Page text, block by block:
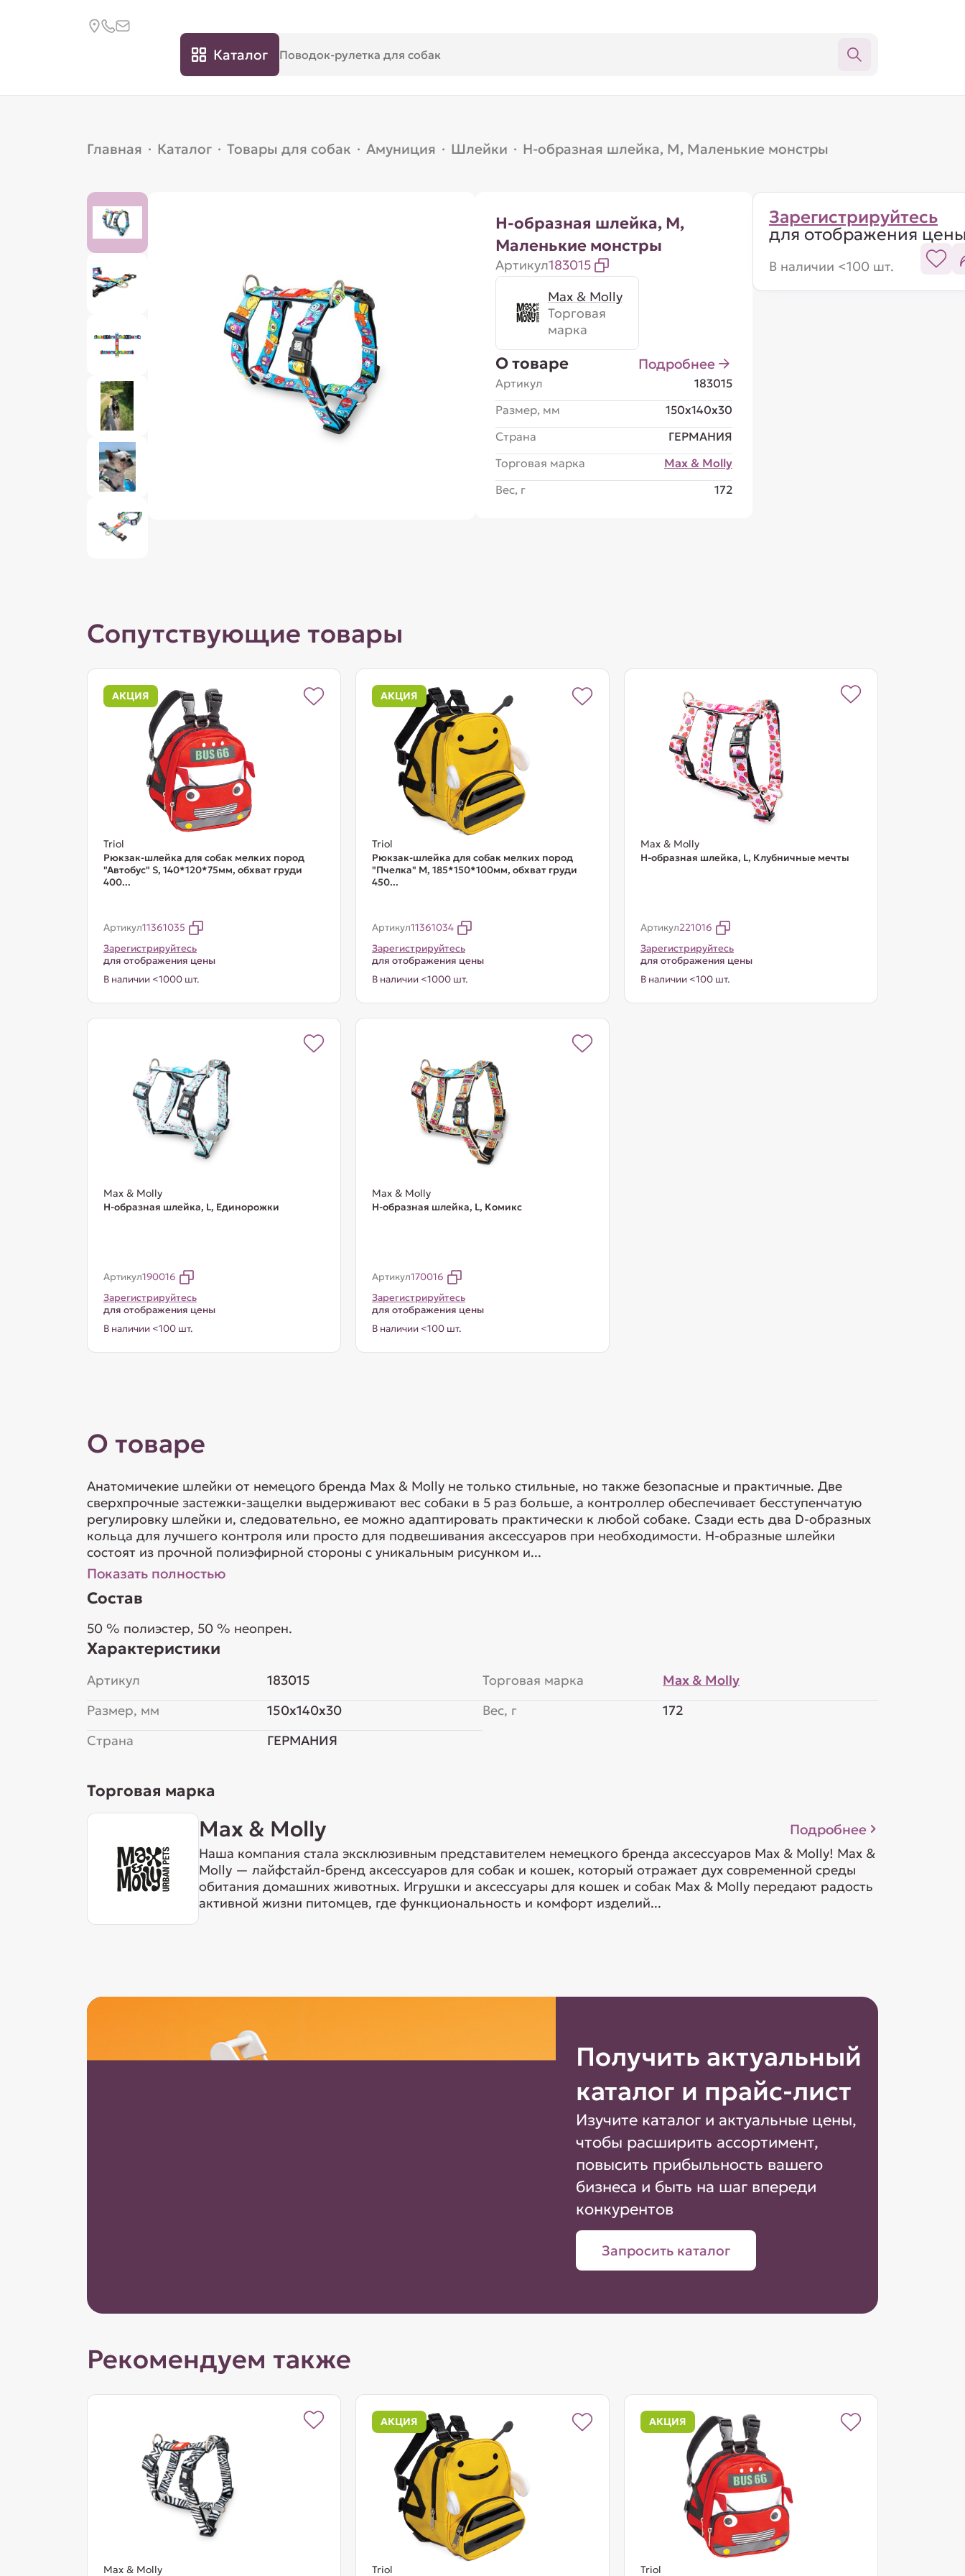
Каталог
Главная · Каталог · Товары для собак · Амуниция · Шлейки · Н-образная шлейка, M, Маленькие монстры
Н-образная шлейка, M,
Маленькие монстры
Артикул183015
Max & Molly
Торговая
марка
О товаре Подробнее
Артикул
183015
Размер, мм
150x140x30
Страна
ГЕРМАНИЯ
Торговая марка
Max & Molly
Вес, г
172
Зарегистрируйтесь
для отображения
В наличии <100 шт.
Сопутствующие товары
АКЦИЯ
Triol
Рюкзак-шлейка для собак мелких пород
"Автобус" S, 140*120*75мм, обхват груди
400...
Артикул11361035
Зарегистрируйтесь
для отображения цены
В наличии <1000 шт.
АКЦИЯ
Triol
Рюкзак-шлейка для собак мелких пород
"Пчелка" М, 185*150*100мм, обхват груди
450...
Артикул11361034
Зарегистрируйтесь
для отображения цены
В наличии <1000 шт.
Max & Molly
Н-образная шлейка, L, Клубничные мечты
Артикул221016
Зарегистрируйтесь
для отображения цены
В наличии <100 шт.
Max & Molly
Н-образная шлейка, L, Единорожки
Артикул190016
Зарегистрируйтесь
для отображения цены
В наличии <100 шт.
Max & Molly
Н-образная шлейка, L, Комикс
Артикул170016
Зарегистрируйтесь
для отображения цены
В наличии <100 шт.
О товаре
Анатомичекие шлейки от немецого бренда Max & Molly не только стильные, но также безопасные и практичные. Две
сверхпрочные застежки-защелки выдерживают вес собаки в 5 раз больше, а контроллер обеспечивает бесступенчатую
регулировку шлейки и, следовательно, ее можно адаптировать практически к любой собаке. Сзади есть два D-образных
кольца для лучшего контроля или просто для подвешивания аксессуаров при необходимости. H-образные шлейки
состоят из прочной полиэфирной стороны с уникальным рисунком и...
Показать полностью
Состав
50 % полиэстер, 50 % неопрен.
Характеристики
Артикул
183015
Размер, мм
150x140x30
Страна
ГЕРМАНИЯ
Торговая марка
Max & Molly
Вес, г
172
Торговая марка
Max & Molly Подробнее
Наша компания стала эксклюзивным представителем немецкого бренда аксессуаров Max & Molly! Max &
Molly — лайфстайл-бренд аксессуаров для собак и кошек, который отражает дух современной среды
обитания домашних животных. Игрушки и аксессуары для кошек и собак Max & Molly передают радость
активной жизни питомцев, где функциональность и комфорт изделий...
Получить актуальный
каталог и прайс-лист
Изучите каталог и актуальные цены,
чтобы расширить ассортимент,
повысить прибыльность вашего
бизнеса и быть на шаг впереди
конкурентов
Запросить каталог
Рекомендуем также
Max & Molly
АКЦИЯ
Triol
АКЦИЯ
Triol